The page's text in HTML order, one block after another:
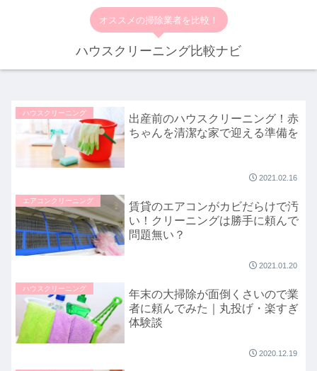
オススメの掃除業者を比較！
ハウスクリーニング比較ナビ
ハウスクリーニング
出産前のハウスクリーニング！赤
ちゃんを清潔な家で迎える準備を
2021.02.16
エアコンクリーニング
賃貸のエアコンがカビだらけで汚
い！クリーニングは勝手に頼んで
問題無い？
2021.01.20
ハウスクリーニング
年末の大掃除が面倒くさいので業
者に頼んでみた｜丸投げ・楽すぎ
体験談
2020.12.19